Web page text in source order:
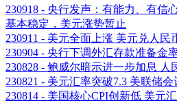
230918 - 央行发声：有能力、有信
基本稳定，美元涨势暂止
230911 - 美元全面上涨 美元兑人民
230904 - 央行下调外汇存款准备金
230828 - 鲍威尔暗示进一步加息 人
230821 - 美元汇率突破7.3 美联储
230814 - 美国核心CPI创新低 美元